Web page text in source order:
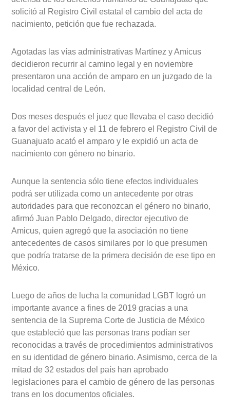
solicitó al Registro Civil estatal el cambio del acta de
nacimiento, petición que fue rechazada.
Agotadas las vías administrativas Martínez y Amicus
decidieron recurrir al camino legal y en noviembre
presentaron una acción de amparo en un juzgado de la
localidad central de León.
Dos meses después el juez que llevaba el caso decidió
a favor del activista y el 11 de febrero el Registro Civil de
Guanajuato acató el amparo y le expidió un acta de
nacimiento con género no binario.
Aunque la sentencia sólo tiene efectos individuales
podrá ser utilizada como un antecedente por otras
autoridades para que reconozcan el género no binario,
afirmó Juan Pablo Delgado, director ejecutivo de
Amicus, quien agregó que la asociación no tiene
antecedentes de casos similares por lo que presumen
que podría tratarse de la primera decisión de ese tipo en
México.
Luego de años de lucha la comunidad LGBT logró un
importante avance a fines de 2019 gracias a una
sentencia de la Suprema Corte de Justicia de México
que estableció que las personas trans podían ser
reconocidas a través de procedimientos administrativos
en su identidad de género binario. Asimismo, cerca de la
mitad de 32 estados del país han aprobado
legislaciones para el cambio de género de las personas
trans en los documentos oficiales.